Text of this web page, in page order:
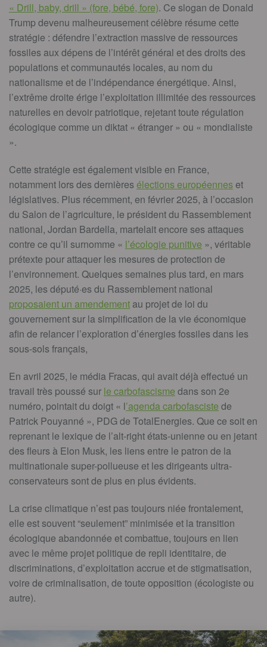
« Drill, baby, drill » (fore, bébé, fore). Ce slogan de Donald
Trump devenu malheureusement célèbre résume cette
stratégie : défendre l’extraction massive de ressources
fossiles aux dépens de l’intérêt général et des droits des
populations et communautés locales, au nom du
nationalisme et de l’indépendance énergétique. Ainsi,
l’extrême droite érige l’exploitation illimitée des ressources
naturelles en devoir patriotique, rejetant toute régulation
écologique comme un diktat « étranger » ou « mondialiste
».
Cette stratégie est également visible en France,
notamment lors des dernières élections européenneset
législatives. Plus récemment, en février 2025, à l’occasion
du Salon de l’agriculture, le président du Rassemblement
national, Jordan Bardella, martelait encore ses attaques
contre ce qu’il surnomme « l’écologie punitive », véritable
prétexte pour attaquer les mesures de protection de
l’environnement. Quelques semaines plus tard, en mars
2025, les député·es du Rassemblement national
proposaient un amendement au projet de loi du
gouvernement sur la simplification de la vie économique
afin de relancer l’exploration d’énergies fossiles dans les
sous-sols français,
En avril 2025, le média Fracas, qui avait déjà effectué un
travail très poussé sur le carbofascisme dans son 2e
numéro, pointait du doigt « l’agenda carbofasciste de
Patrick Pouyanné », PDG de TotalEnergies. Que ce soit en
reprenant le lexique de l’alt-right états-unienne ou en jetant
des fleurs à Elon Musk, les liens entre le patron de la
multinationale super-pollueuse et les dirigeants ultra-
conservateurs sont de plus en plus évidents.
La crise climatique n’est pas toujours niée frontalement,
elle est souvent “seulement” minimisée et la transition
écologique abandonnée et combattue, toujours en lien
avec le même projet politique de repli identitaire, de
discriminations, d’exploitation accrue et de stigmatisation,
voire de criminalisation, de toute opposition (écologiste ou
autre).